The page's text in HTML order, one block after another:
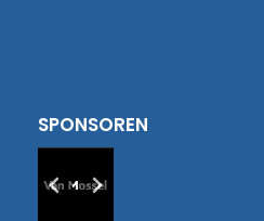
SPONSOREN